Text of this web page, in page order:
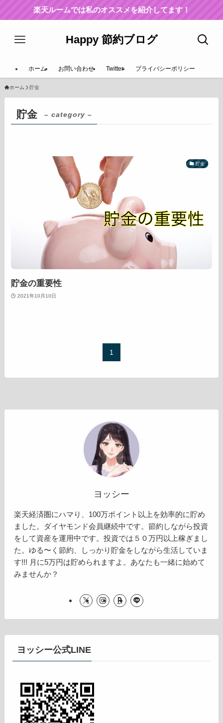
楽天ルームでは私のオススメを紹介してます！
Happy 節約ブログ
ホーム お問い合わせ Twitter プライバシーポリシー
ホーム 貯金
貯金 – category –
貯金
貯金の重要性
2021年10月10日
1
ヨッシー
楽天経済圏にハマり、100万ポイント以上を効率的に貯め
ました。ダイヤモンド会員継続中です。節約しながら投資
をして資産を運用中です。投資では５０万円以上稼ぎまし
た。ゆる〜く節約、しっかり貯金をしながら生活していま
す!!! 月に5万円は貯められますよ。あなたも一緒に始めて
みませんか？
ヨッシー公式LINE